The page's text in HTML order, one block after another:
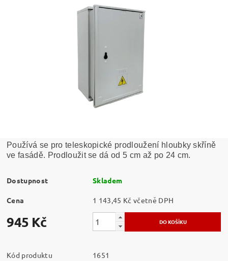
Používá se pro teleskopické prodloužení hloubky skříně
ve fasádě. Prodloužit se dá od 5 cm až po 24 cm.
Dostupnost Skladem
Cena 1 143,45 Kč včetně DPH
945 Kč
Kód produktu
1651